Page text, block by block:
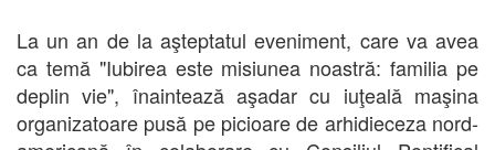
La un an de la aşteptatul eveniment, care va avea
ca temă "Iubirea este misiunea noastră: familia pe
deplin vie", înaintează aşadar cu iuţeală maşina
organizatoare pusă pe picioare de arhidieceza nord-